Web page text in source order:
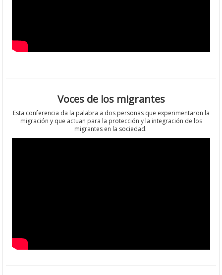
Voces de los migrantes
Esta conferencia da la palabra a dos personas que experimentaron la
migración y que actuan para la protección y la integración de los
migrantes en la sociedad.